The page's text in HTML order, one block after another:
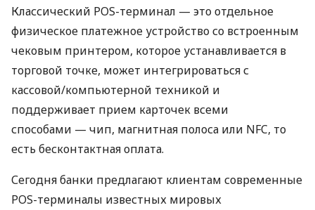
Классический POS-терминал — это отдельное
физическое платежное устройство со встроенным
чековым принтером, которое устанавливается в
торговой точке, может интегрироваться с
кассовой/компьютерной техникой и
поддерживает прием карточек всеми
способами — чип, магнитная полоса или NFC, то
есть бесконтактная оплата.
Сегодня банки предлагают клиентам современные
POS-терминалы известных мировых